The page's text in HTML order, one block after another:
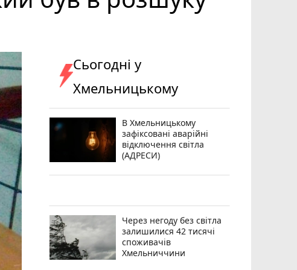
Сьогодні у
Хмельницькому
В Хмельницькому
зафіксовані аварійні
відключення світла
(АДРЕСИ)
Через негоду без світла
залишилися 42 тисячі
споживачів
Хмельниччини